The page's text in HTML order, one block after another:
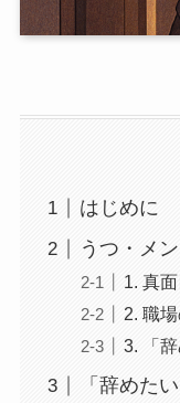
はじめに
うつ・メ
1. 真
2. 職
3. 「
「辞めた